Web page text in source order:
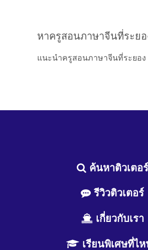
หาครูสอนภาษาจีนที่ระยอ
แนะนำครูสอนภาษาจีนที่ระยอง
ค้นหาติวเตอร์
รีวิวติวเตอร์
เกี่ยวกับเรา
เรียนพิเศษที่ไ